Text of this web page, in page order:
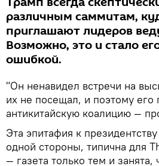
различным саммитам,
приглашают лидеров
Возможно, это и стало
ошибкой.
"Он ненавидел встречи на
их не посещал, и поэтому его
антикитайскую коалицию —
Эта эпитафия к
одной стороны, типична для
— газета только тем и занята,